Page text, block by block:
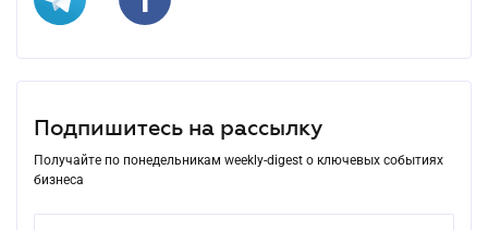
Подпишитесь на рассылку
Получайте по понедельникам weekly-digest о ключевых событиях
бизнеса